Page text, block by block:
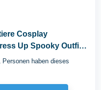
Cosplay
Up Spooky Outfit,
Personen haben dieses